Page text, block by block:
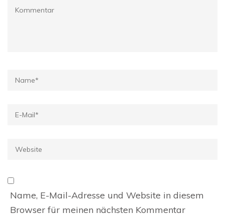
Kommentar
Name*
E-
Website
Name, E-Mail-Adresse und Website in diesem
Browser für meinen nächsten Kommentar